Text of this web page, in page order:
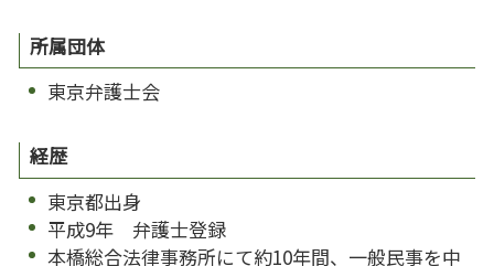
所属団体
東京弁護士会
経歴
東京都出身
平成9年 弁護士登録
本橋総合法律事務所にて約10年間、一般民事を中